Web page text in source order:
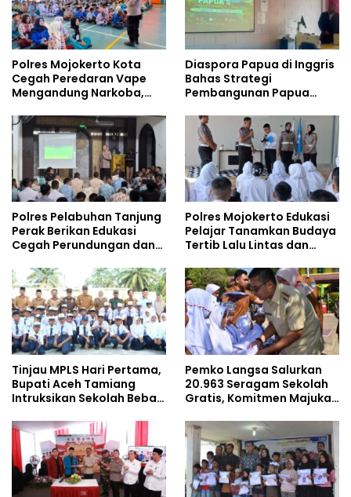
Polres Mojokerto Kota
Cegah Peredaran Vape
Mengandung Narkoba,
Kalangan Remaja
Diaspora Papua di Inggris
Bahas Strategi
Pembangunan Papua
Doktoral Internasional
Polres Pelabuhan Tanjung
Perak Berikan Edukasi
Cegah Perundungan dan
kepada Pelajar MPLS
Polres Mojokerto Edukasi
Pelajar Tanamkan Budaya
Tertib Lalu Lintas dan
Tinjau MPLS Hari Pertama,
Bupati Aceh Tamiang
Intruksikan Sekolah Bebas
Pemko Langsa Salurkan
20.963 Seragam Sekolah
Gratis, Komitmen Majukan